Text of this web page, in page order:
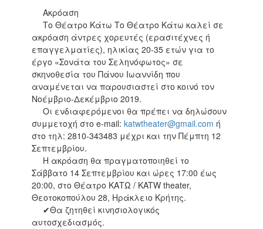
2020
2019
2018
2017
2016
2015
2012
2011
ΠΟΛΙΤΙΣΜΟΣ
Ακρόαση
Το Θέατρο Κάτω Το Θέατρο Κάτω καλεί σε
ακρόαση άντρες χορευτές (ερασιτέχνες ή
επαγγελματίες), ηλικίας 20-35 ετών για το
έργο «Σονάτα του Σεληνόφωτος» σε
σκηνοθεσία του Πάνου Ιωαννίδη που
αναμένεται να παρουσιαστεί στο κοινό τον
Νοέμβριο-Δεκέμβριο 2019.
Οι ενδιαφερόμενοι θα πρέπει να δηλώσουν
συμμετοχή στο e-mail: katwtheater@gmail.com ή
στο τηλ: 2810-343483 μέχρι και την Πέμπτη 12
Σεπτεμβρίου.
Η ακρόαση θα πραγματοποιηθεί το
Σάββατο 14 Σεπτεμβρίου και ώρες 17:00 έως
20:00, στο Θέατρο ΚΑΤΩ / KATW theater,
Θεοτοκοπούλου 28, Ηράκλειο Κρήτης.
✔Θα ζητηθεί κινησιολογικός
αυτοσχεδιασμός.